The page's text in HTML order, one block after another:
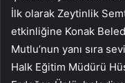
İlk olarak Zeytinlik
etkinliğine Konak
Mutlu’nun yanı sıra
Halk Eğitim Müdürü